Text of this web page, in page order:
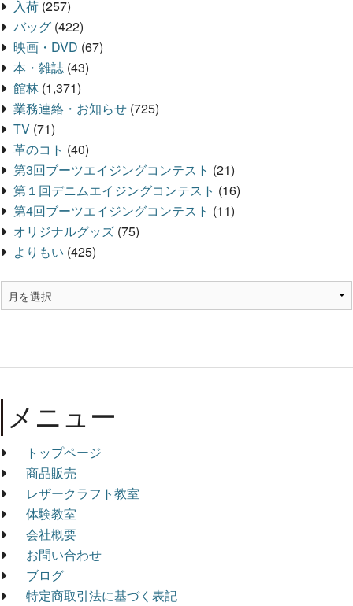
入荷 (257)
バッグ (422)
映画・DVD (67)
本・雑誌 (43)
館林 (1,371)
業務連絡・お知らせ (725)
TV (71)
革のコト (40)
第3回ブーツエイジングコンテスト (21)
第１回デニムエイジングコンテスト (16)
第4回ブーツエイジングコンテスト (11)
オリジナルグッズ (75)
よりもい (425)
メニュー
トップページ
商品販売
レザークラフト教室
体験教室
会社概要
お問い合わせ
ブログ
特定商取引法に基づく表記